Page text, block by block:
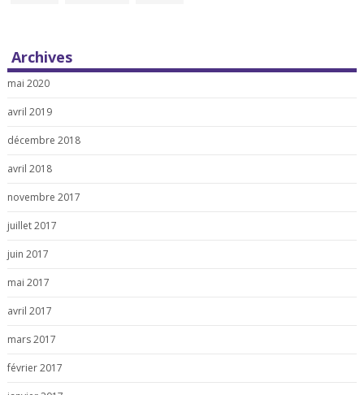
Archives
mai 2020
avril 2019
décembre 2018
avril 2018
novembre 2017
juillet 2017
juin 2017
mai 2017
avril 2017
mars 2017
février 2017